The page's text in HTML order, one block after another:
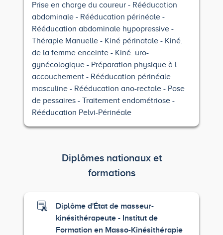
Prise en charge du coureur
Rééducation
abdominale
Rééducation périnéale
Rééducation abdominale hypopressive
Thérapie Manuelle
Kiné périnatale
Kiné.
de la femme enceinte
Kiné. uro-
gynécologique
Préparation physique à l
accouchement
Rééducation périnéale
masculine
Rééducation ano-rectale
Pose
de pessaires
Traitement endométriose
Rééducation Pelvi-Périnéale
Diplômes nationaux et
formations
Diplôme d'État de masseur-
kinésithérapeute - Institut de
Formation en Masso-Kinésithérapie